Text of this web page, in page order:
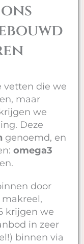
vetten die we
maar
we
Deze
genoemd, en
omega3
door
krijgen we
in zeer
binnen via